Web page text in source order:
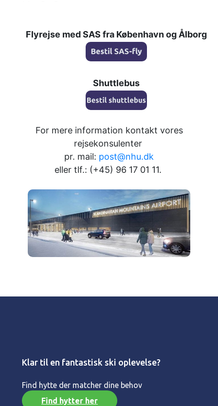
Flyrejse med SAS fra København og Ålborg
Shuttlebus
For mere information kontakt vores
rejsekonsulenter
pr. mail: post@nhu.dk
eller tlf.: (+45) 96 17 01 11.
Klar til en fantastisk ski oplevelse?
Find hytte der matcher dine behov
Find hytter her